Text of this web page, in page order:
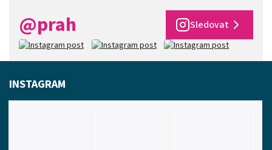
@prah Sledovat
INSTAGRAM